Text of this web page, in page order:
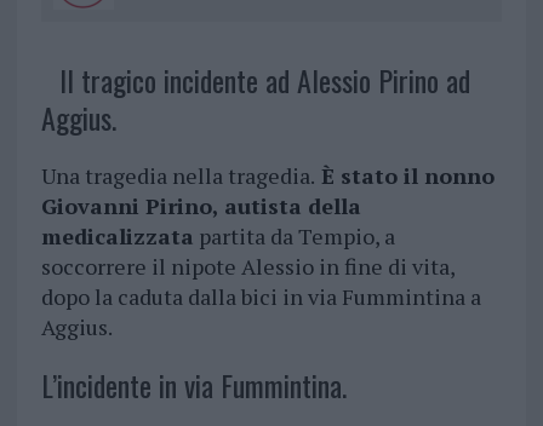
Il tragico incidente ad Alessio Pirino ad
Aggius.
Una tragedia nella tragedia. È stato il nonno
Giovanni Pirino, autista della
medicalizzata partita da Tempio, a
soccorrere il nipote Alessio in fine di vita,
dopo la caduta dalla bici in via Fummintina a
Aggius.
L’incidente in via Fummintina.